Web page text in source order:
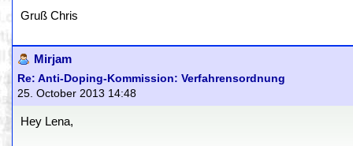
Gruß Chris
Mirjam
Re: Anti-Doping-Kommission: Verfahrensordnung
25. October 2013 14:48
Hey Lena,